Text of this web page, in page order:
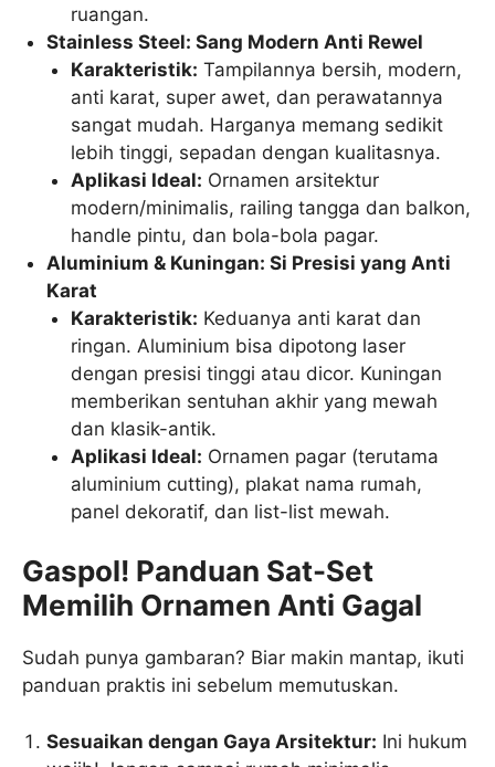
ruangan.
Stainless Steel: Sang Modern Anti Rewel
Karakteristik: Tampilannya bersih, modern,
anti karat, super awet, dan perawatannya
sangat mudah. Harganya memang sedikit
lebih tinggi, sepadan dengan kualitasnya.
Aplikasi Ideal: Ornamen arsitektur
modern/minimalis, railing tangga dan balkon,
handle pintu, dan bola-bola pagar.
Aluminium & Kuningan: Si Presisi yang Anti
Karat
Karakteristik: Keduanya anti karat dan
ringan. Aluminium bisa dipotong laser
dengan presisi tinggi atau dicor. Kuningan
memberikan sentuhan akhir yang mewah
dan klasik-antik.
Aplikasi Ideal: Ornamen pagar (terutama
aluminium cutting), plakat nama rumah,
panel dekoratif, dan list-list mewah.
Gaspol! Panduan Sat-Set
Memilih Ornamen Anti Gagal
Sudah punya gambaran? Biar makin mantap, ikuti
panduan praktis ini sebelum memutuskan.
Sesuaikan dengan Gaya Arsitektur: Ini hukum